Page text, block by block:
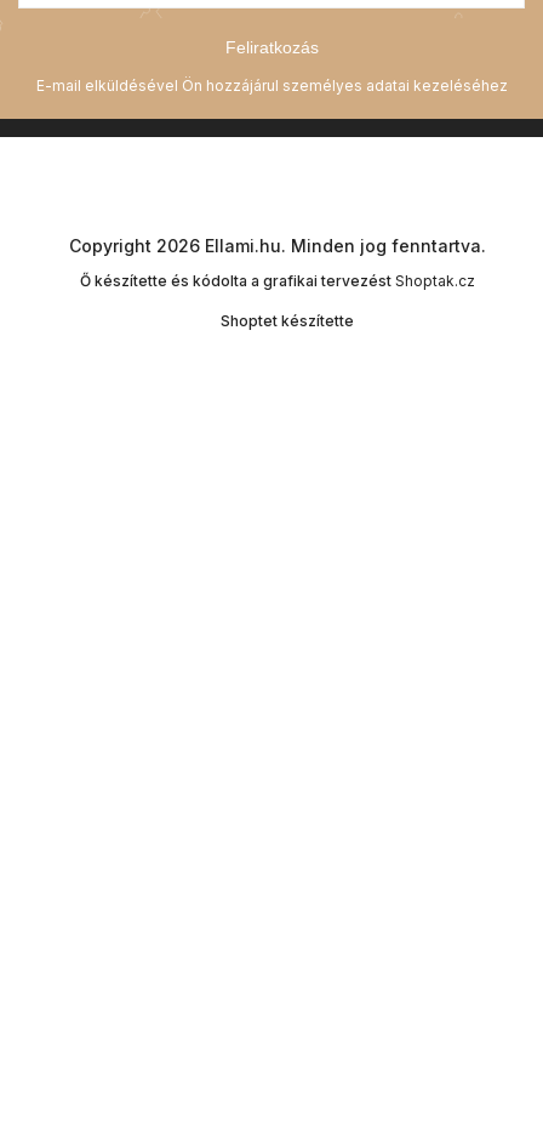
Feliratkozás
Shoptet készítette
Copyright 2026 Ellami.hu. Minden jog fenntartva.
Ő készítette és kódolta a grafikai tervezést Shoptak.cz